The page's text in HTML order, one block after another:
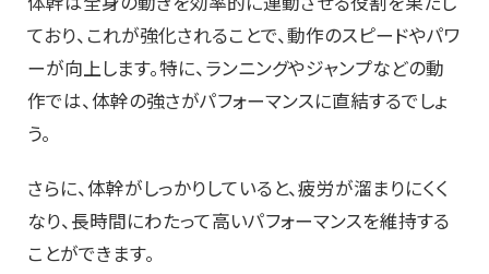
ており、これが強化されることで、動作のスピードやパワ
ーが向上します。特に、ランニングやジャンプなどの動
作では、体幹の強さがパフォーマンスに直結するでしょ
う。
さらに、体幹がしっかりしていると、疲労が溜まりにくく
なり、長時間にわたって高いパフォーマンスを維持する
ことができます。